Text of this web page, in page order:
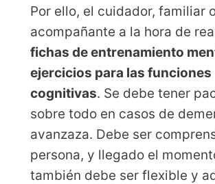
Por ello, el cuidador, familiar
acompañante a la hora de
fichas de entrenamiento
ejercicios para las funciones
cognitivas. Se debe tener
sobre todo en casos de
avanzaza. Debe ser
persona, y llegado el
también debe ser flexible y